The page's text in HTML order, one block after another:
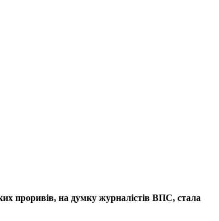
проривів, на думку журналістів ВПС, стала